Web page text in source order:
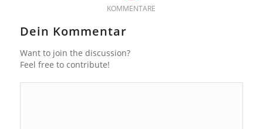
KOMMENTARE
Dein Kommentar
Want to join the discussion?
Feel free to contribute!